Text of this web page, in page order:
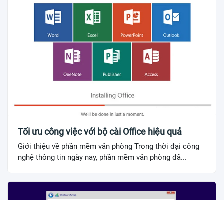
Tối ưu công việc với bộ cài Office hiệu quả
Giới thiệu về phần mềm văn phòng Trong thời đại công
nghệ thông tin ngày nay, phần mềm văn phòng đã...